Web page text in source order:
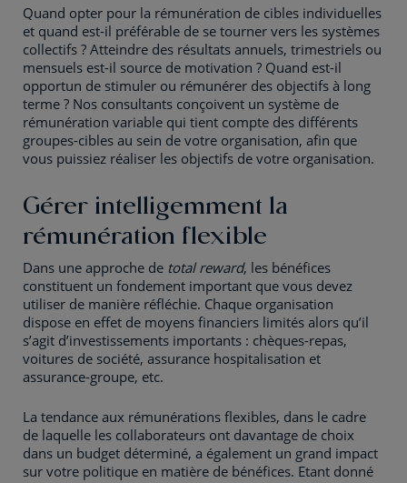
Quand opter pour la rémunération de cibles individuelles
et quand est-il préférable de se tourner vers les systèmes
collectifs ? Atteindre des résultats annuels, trimestriels ou
mensuels est-il source de motivation ? Quand est-il
opportun de stimuler ou rémunérer des objectifs à long
terme ? Nos consultants conçoivent un système de
rémunération variable qui tient compte des différents
groupes-cibles au sein de votre organisation, afin que
vous puissiez réaliser les objectifs de votre organisation.
Gérer intelligemment la
rémunération flexible
Dans une approche de total reward, les bénéfices
constituent un fondement important que vous devez
utiliser de manière réfléchie. Chaque organisation
dispose en effet de moyens financiers limités alors qu’il
s’agit d’investissements importants : chèques-repas,
voitures de société, assurance hospitalisation et
assurance-groupe, etc.
La tendance aux rémunérations flexibles, dans le cadre
de laquelle les collaborateurs ont davantage de choix
dans un budget déterminé, a également un grand impact
sur votre politique en matière de bénéfices. Etant donné